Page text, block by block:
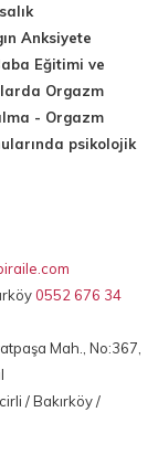
Anksiyete
Eğitimi ve
Orgazm
- Orgazm
psikolojik
0552 676 34
Mah., No:367,
/ Bakırköy /